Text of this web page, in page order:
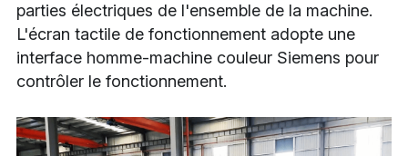
parties électriques de l'ensemble de la machine.
L'écran tactile de fonctionnement adopte une
interface homme-machine couleur Siemens pour
contrôler le fonctionnement.